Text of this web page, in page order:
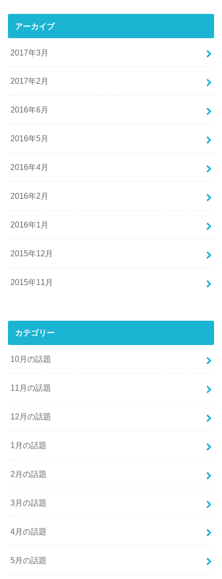
アーカイブ
2017年3月
2017年2月
2016年6月
2016年5月
2016年4月
2016年2月
2016年1月
2015年12月
2015年11月
カテゴリー
10月の話題
11月の話題
12月の話題
1月の話題
2月の話題
3月の話題
4月の話題
5月の話題